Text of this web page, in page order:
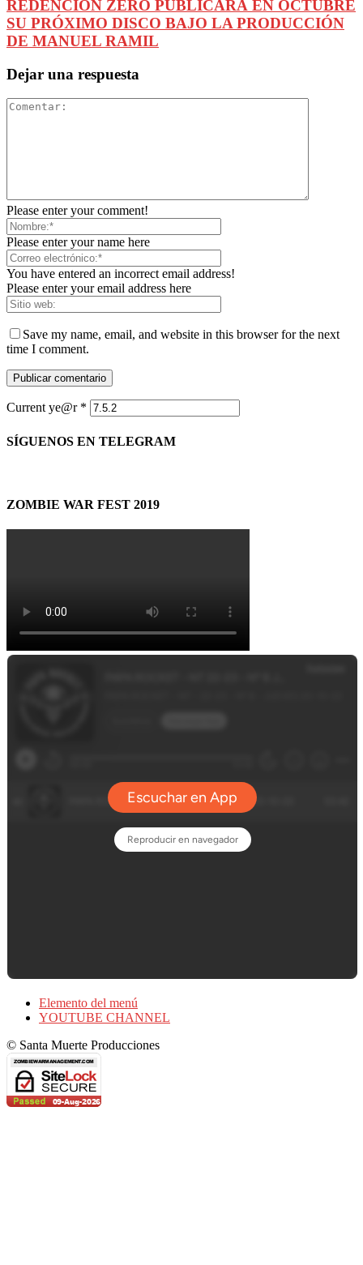
REDENCIÓN ZERO PUBLICARÁ EN OCTUBRE
SU PRÓXIMO DISCO BAJO LA PRODUCCIÓN
DE MANUEL RAMIL
Dejar una respuesta
Please enter your comment!
Please enter your name here
You have entered an incorrect email address!
Please enter your email address here
Save my name, email, and website in this browser for the next
time I comment.
Current ye@r *
SÍGUENOS EN TELEGRAM
ZOMBIE WAR FEST 2019
Elemento del menú
YOUTUBE CHANNEL
© Santa Muerte Producciones